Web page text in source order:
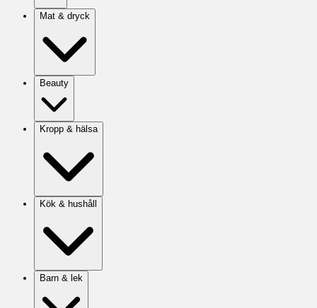
Mat & dryck
Beauty
Kropp & hälsa
Kök & hushåll
Barn & lek